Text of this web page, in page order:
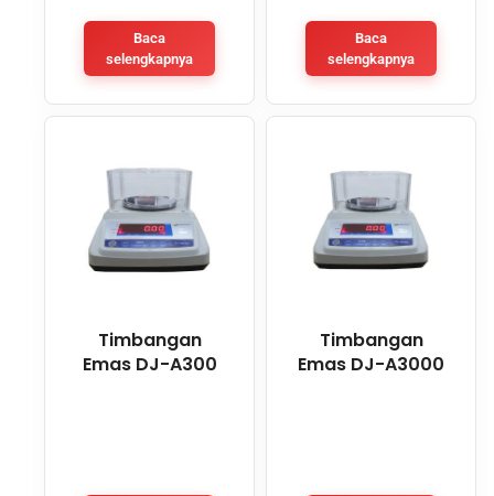
Baca
selengkapnya
Baca
selengkapnya
Timbangan
Emas DJ-A300
Timbangan
Emas DJ-A3000